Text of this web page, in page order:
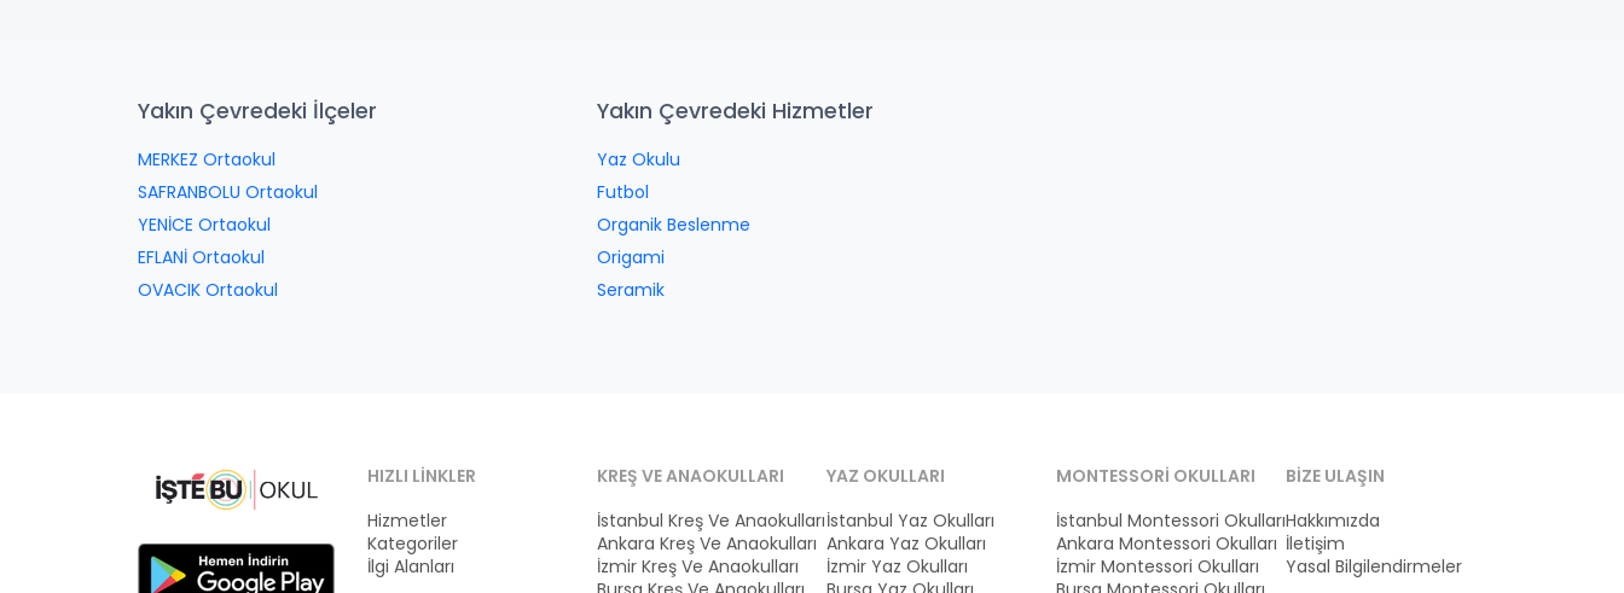
Yakın Çevredeki İlçeler
MERKEZ Ortaokul
SAFRANBOLU Ortaokul
YENİCE Ortaokul
EFLANİ Ortaokul
OVACIK Ortaokul
Yakın Çevredeki Hizmetler
Yaz Okulu
Futbol
Organik Beslenme
Origami
Seramik
HIZLI LINKLER
Hizmetler
Kategoriler
İlgi Alanları
KREŞ VE ANAOKULLARI
İstanbul Kreş Ve Anaokulları
Ankara Kreş Ve Anaokulları
İzmir Kreş Ve Anaokulları
YAZ OKULLARI
İstanbul Yaz Okulları
Ankara Yaz Okulları
İzmir Yaz Okulları
MONTESSORI OKULLARI
İstanbul Montessori Okulları
Ankara Montessori Okulları
İzmir Montessori Okulları
BIZE ULAŞIN
Hakkımızda
İletişim
Yasal Bilgilendirmeler